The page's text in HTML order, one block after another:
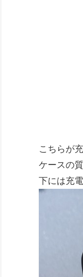
こちらが
ケースの
下には充